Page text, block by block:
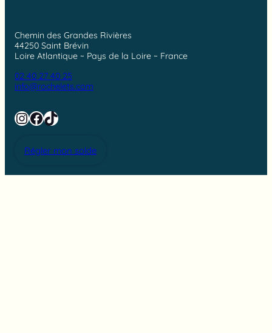
Chemin des Grandes Rivières
44250 Saint Brévin
Loire Atlantique ~ Pays de la Loire ~ France
02 40 27 40 25
info@rochelets.com
Instagram
Facebook
TikTok
Régler mon solde